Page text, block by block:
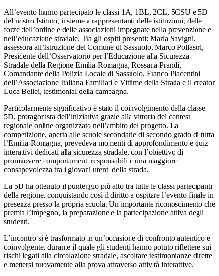
All’evento hanno partecipato le classi 1A, 1BL, 2CL, 5CSU e 5D
del nostro Istituto, insieme a rappresentanti delle istituzioni, delle
forze dell’ordine e delle associazioni impegnate nella prevenzione e
nell’educazione stradale. Tra gli ospiti presenti: Maria Savigni,
assessora all’Istruzione del Comune di Sassuolo, Marco Pollastri,
Presidente dell’Osservatorio per l’Educazione alla Sicurezza
Stradale della Regione Emilia-Romagna, Rossana Prandi,
Comandante della Polizia Locale di Sassuolo, Franco Piacentini
dell’Associazione Italiana Familiari e Vittime della Strada e il creator
Luca Bellei, testimonial della campagna.
Particolarmente significativo è stato il coinvolgimento della classe
5D, protagonista dell’iniziativa grazie alla vittoria del contest
regionale online organizzato nell’ambito del progetto. La
competizione, aperta alle scuole secondarie di secondo grado di tutta
l’Emilia-Romagna, prevedeva momenti di approfondimento e quiz
interattivi dedicati alla sicurezza stradale, con l’obiettivo di
promuovere comportamenti responsabili e una maggiore
consapevolezza tra i giovani utenti della strada.
La 5D ha ottenuto il punteggio più alto tra tutte le classi partecipanti
della regione, conquistando così il diritto a ospitare l’evento finale in
presenza presso la propria scuola. Un importante riconoscimento che
premia l’impegno, la preparazione e la partecipazione attiva degli
studenti.
L’incontro si è trasformato in un’occasione di confronto autentico e
coinvolgente, durante il quale gli studenti hanno potuto riflettere sui
rischi legati alla circolazione stradale, ascoltare testimonianze dirette
e mettersi nuovamente alla prova attraverso attività interattive.